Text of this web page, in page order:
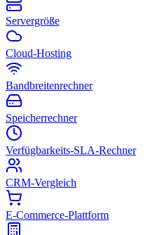
Servergröße
Cloud-Hosting
Bandbreitenrechner
Speicherrechner
Verfügbarkeits-SLA-Rechner
CRM-Vergleich
E-Commerce-Plattform